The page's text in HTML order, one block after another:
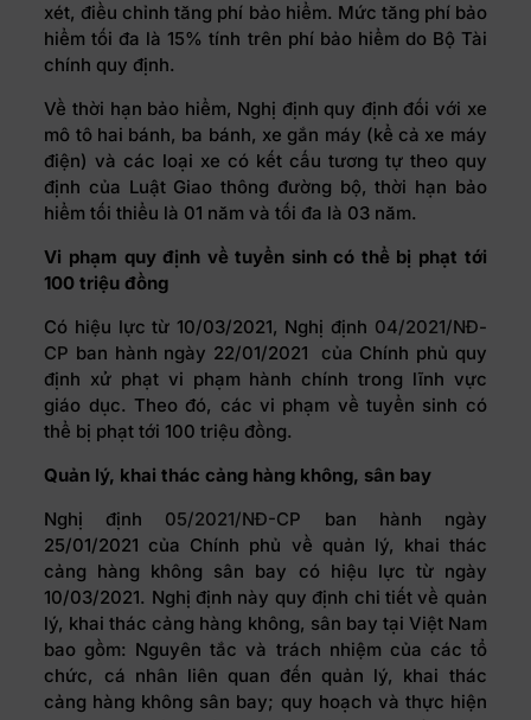
xét, điều chỉnh tăng phí bảo hiểm. Mức tăng phí bảo
hiểm tối đa là 15% tính trên phí bảo hiểm do Bộ Tài
chính quy định.
Về thời hạn bảo hiểm, Nghị định quy định đối với xe
mô tô hai bánh, ba bánh, xe gắn máy (kể cả xe máy
điện) và các loại xe có kết cấu tương tự theo quy
định của Luật Giao thông đường bộ, thời hạn bảo
hiểm tối thiểu là 01 năm và tối đa là 03 năm.
Vi phạm quy định về tuyển sinh có thể bị phạt tới
100 triệu đồng
Có hiệu lực từ 10/03/2021, Nghị định 04/2021/NĐ-
CP ban hành ngày 22/01/2021 của Chính phủ quy
định xử phạt vi phạm hành chính trong lĩnh vực
giáo dục. Theo đó, các vi phạm về tuyển sinh có
thể bị phạt tới 100 triệu đồng.
Quản lý, khai thác cảng hàng không, sân bay
Nghị định 05/2021/NĐ-CP ban hành ngày
25/01/2021 của Chính phủ về quản lý, khai thác
cảng hàng không sân bay có hiệu lực từ ngày
10/03/2021. Nghị định này quy định chi tiết về quản
lý, khai thác cảng hàng không, sân bay tại Việt Nam
bao gồm: Nguyên tắc và trách nhiệm của các tổ
chức, cá nhân liên quan đến quản lý, khai thác
cảng hàng không sân bay; quy hoạch và thực hiện